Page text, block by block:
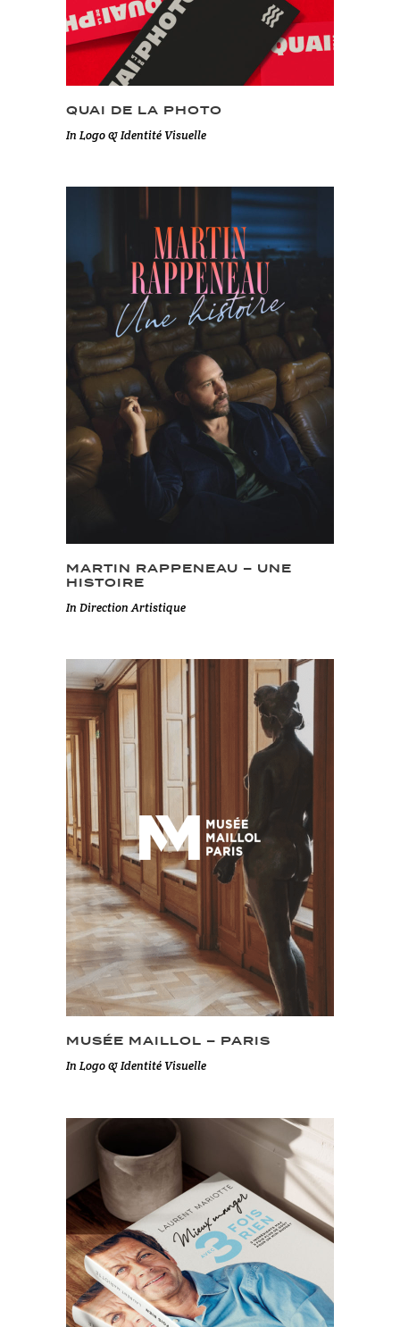
QUAI DE LA PHOTO
In Logo & Identité Visuelle
MARTIN RAPPENEAU – UNE
HISTOIRE
In Direction Artistique
MUSÉE MAILLOL – PARIS
In Logo & Identité Visuelle